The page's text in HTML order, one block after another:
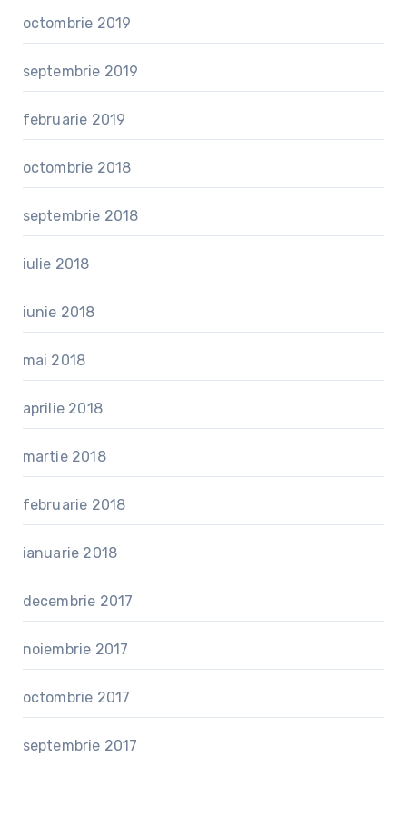
octombrie 2019
septembrie 2019
februarie 2019
octombrie 2018
septembrie 2018
iulie 2018
iunie 2018
mai 2018
aprilie 2018
martie 2018
februarie 2018
ianuarie 2018
decembrie 2017
noiembrie 2017
octombrie 2017
septembrie 2017